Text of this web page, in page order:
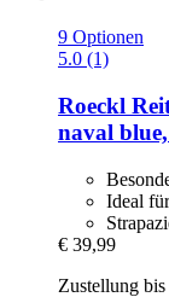
9 Optionen
5.0 (1)
Roeckl
naval
Ideal
€ 39,99
Zustellung